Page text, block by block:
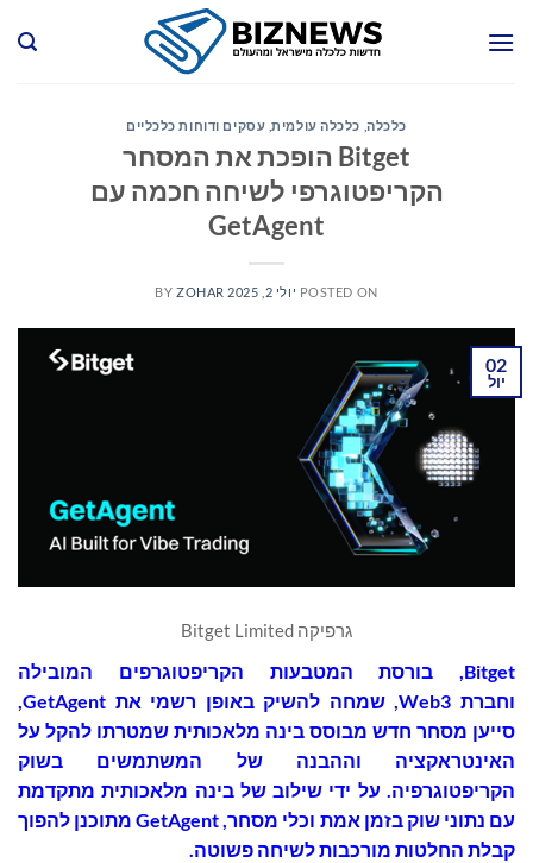
כלכלה, כלכלה עולמית, עסקים ודוחות כלכליים
Bitget הופכת את המסחר
הקריפטוגרפי לשיחה חכמה עם
GetAgent
POSTED ON יולי 2, 2025 BY ZOHAR
02
יול
גרפיקה Bitget Limited
Bitget, בורסת המטבעות הקריפטוגרפים המובילה
וחברת Web3, שמחה להשיק באופן רשמי את GetAgent,
סייען מסחר חדש מבוסס בינה מלאכותית שמטרתו להקל על
האינטראקציה וההבנה של המשתמשים בשוק
הקריפטוגרפיה. על ידי שילוב של בינה מלאכותית מתקדמת
עם נתוני שוק בזמן אמת וכלי מסחר, GetAgent מתוכנן להפוך
קבלת החלטות מורכבות לשיחה פשוטה.